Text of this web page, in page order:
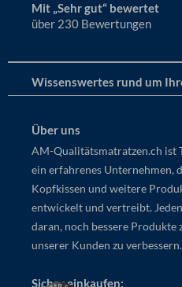
Mit „Sehr gut“ bewertet
über 230 Bewertungen
Wissenswertes rund um
Über uns
AM-Qualitätsmatratzen.ch ist
ein erfahrenes Unternehmen,
Kopfkissen und weitere
entwickelt und vertreibt.
daran, noch bessere
unserer Kunden zu verbessern.
Sicher einkaufen: